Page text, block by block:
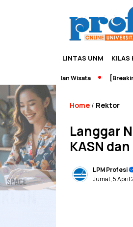
LINTAS UNM KILAS
dan Wisata [Breaking
Home / Rektor
Langgar
KASN
LPM Profesi
Jumat, 5 April